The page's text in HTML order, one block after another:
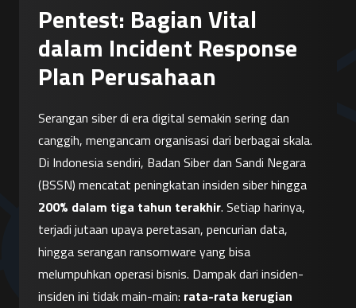
Pentest: Bagian Vital
dalam Incident Response
Plan Perusahaan
Serangan siber di era digital semakin sering dan
canggih, mengancam organisasi dari berbagai skala.
Di Indonesia sendiri, Badan Siber dan Sandi Negara
200% dalam tiga tahun terakhir. Setiap harinya,
terjadi jutaan upaya peretasan, pencurian data,
hingga serangan ransomware yang bisa
melumpuhkan operasi bisnis. Dampak dari insiden-
insiden ini tidak main-main: rata-rata kerugian